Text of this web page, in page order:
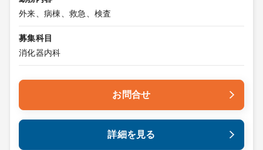
外来、病棟、救急、検査
募集科目
消化器内科
お問合せ
詳細を見る